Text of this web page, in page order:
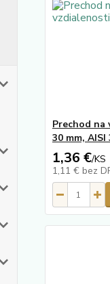
Prechod na
30 mm, AISI
1,36 €/KS
1,11 € bez